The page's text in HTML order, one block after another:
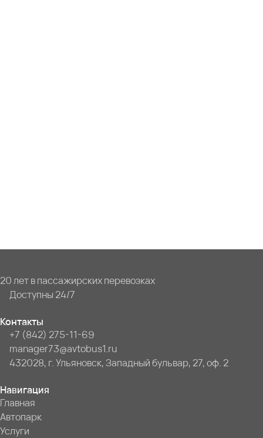
20 лет в пассажирских перевозках
Доступны 24/7
Контакты
+7 (842) 275-11-69
manager73@avtobus1.ru
432028, г. Ульяновск, Западный бульвар, 27, оф. 2
Навигация
Главная
Автопарк
Услуги